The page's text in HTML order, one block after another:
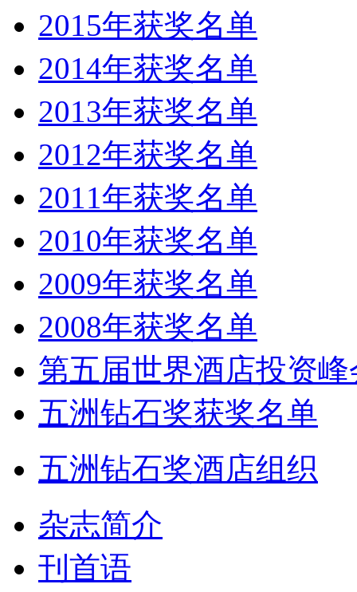
2015年获奖名单
2014年获奖名单
2013年获奖名单
2012年获奖名单
2011年获奖名单
2010年获奖名单
2009年获奖名单
2008年获奖名单
第五届世界酒店投资峰
五洲钻石奖获奖名单
五洲钻石奖酒店组织
杂志简介
刊首语